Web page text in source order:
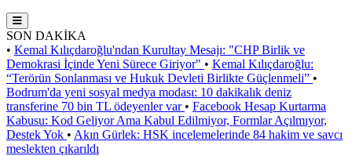
SON DAKİKA
• Kemal Kılıçdaroğlu'ndan Kurultay Mesajı: "CHP Birlik ve
Demokrasi İçinde Yeni Sürece Giriyor" • Kemal Kılıçdaroğlu:
“Terörün Sonlanması ve Hukuk Devleti Birlikte Güçlenmeli” •
Bodrum'da yeni sosyal medya modası: 10 dakikalık deniz
transferine 70 bin TL ödeyenler var • Facebook Hesap Kurtarma
Kabusu: Kod Geliyor Ama Kabul Edilmiyor, Formlar Açılmıyor,
Destek Yok • Akın Gürlek: HSK incelemelerinde 84 hakim ve savcı
meslekten çıkarıldı